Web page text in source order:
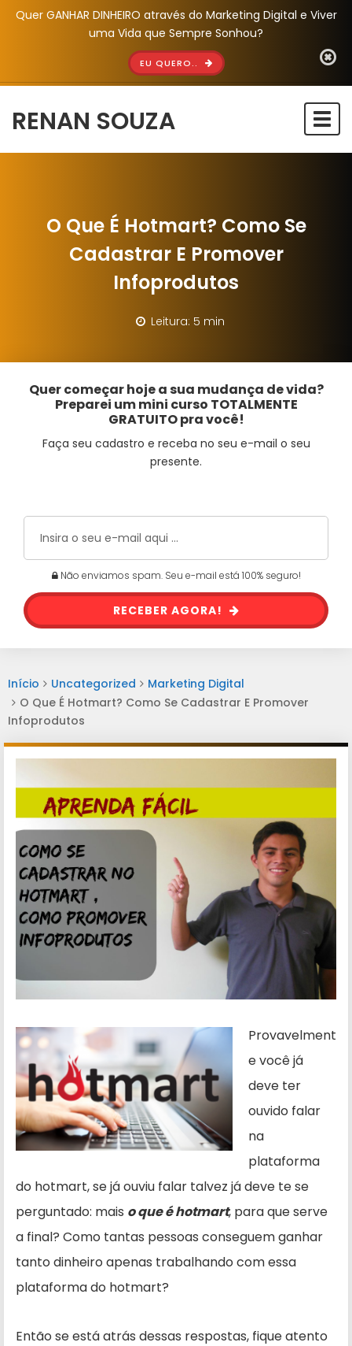
Quer GANHAR DINHEIRO através do Marketing Digital e Viver
uma Vida que Sempre Sonhou?
EU QUERO..
RENAN SOUZA
O Que É Hotmart? Como Se
Cadastrar E Promover
Infoprodutos
Leitura: 5 min
Quer começar hoje a sua mudança de vida?
Preparei um mini curso TOTALMENTE
GRATUITO pra você!
Faça seu cadastro e receba no seu e-mail o seu
presente.
Não enviamos spam. Seu e-mail está 100% seguro!
RECEBER AGORA!
Início Uncategorized
Marketing Digital
O Que É Hotmart? Como Se Cadastrar E Promover
Infoprodutos
Provavelment
e você já
deve ter
ouvido falar
na
plataforma
do hotmart, se já ouviu falar talvez já deve te se
perguntado: mais o que é hotmart, para que serve
a final? Como tantas pessoas conseguem ganhar
tanto dinheiro apenas trabalhando com essa
plataforma do hotmart?
Então se está atrás dessas respostas, fique atento